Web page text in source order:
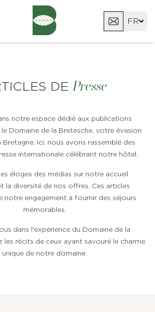
FR
EN
DE Presse
notre espace dédié aux publications
Domaine de la Bretesche, votre évasion
Bretagne. Ici, nous avons rassemblé des
internationale célébrant notre hôtel.
éloges des médias sur notre accueil
la diversité de nos offres. Ces articles
notre engagement à fournir des séjours
mémorables.
dans l'expérience du Domaine de la
les récits de ceux ayant savouré le charme
unique de notre domaine.
des cookies